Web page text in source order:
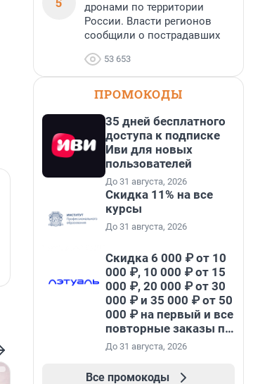
дронами по территории
России. Власти регионов
сообщили о пострадавших
53 653
ПРОМОКОДЫ
35 дней бесплатного
доступа к подписке
Иви для новых
пользователей
До 31 августа, 2026
Скидка 11% на все
курсы
До 31 августа, 2026
Скидка 6 000 ₽ от 10
000 ₽, 10 000 ₽ от 15
000 ₽, 20 000 ₽ от 30
000 ₽ и 35 000 ₽ от 50
000 ₽ на первый и все
повторные заказы по
промокоду НАБЕРИ
До 31 августа, 2026
Все промокоды